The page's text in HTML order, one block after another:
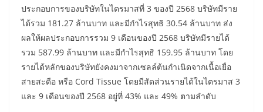
ประกอบการของบริษัทในไตรมาสที่ 3 ของปี 2568 บริษัทมีราย
ได้รวม 181.27 ล้านบาท และมีกำไรสุทธิ 30.54 ล้านบาท ส่ง
ผลให้ผลประกอบการรวม 9 เดือนของปี 2568 บริษัทมีรายได้
รวม 587.99 ล้านบาท และมีกำไรสุทธิ 159.95 ล้านบาท โดย
รายได้หลักของบริษัทยังคงมาจากเซลล์ต้นกําเนิดจากเนื้อเยื่อ
สายสะดือ หรือ Cord Tissue โดยมีสัดส่วนรายได้ในไตรมาส 3
และ 9 เดือนของปี 2568 อยู่ที่ 43% และ 49% ตามลำดับ